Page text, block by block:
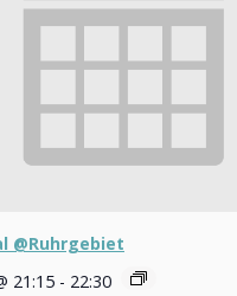
@Ruhrgebiet
21:15 - 22:30